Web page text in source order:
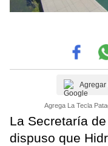
Agregar
Agrega La Tecla
La Secretaría
dispuso que